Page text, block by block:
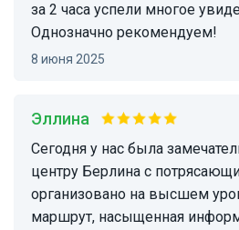
за 2 часа успели многое
Однозначно рекомендуем!
8 июня 2025
Эллина
Сегодня у нас была замечательная экскурсия по
центру Берлина с
организовано на высшем
маршрут, насыщенная